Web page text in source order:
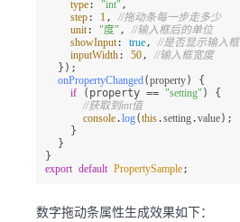
type: "int" ,
step: 1, //拖动条每一步走多少
unit: "度" , //输入框后的单位
showInput: true, //是否显示输入框
inputWidth: 50, //输入框宽度
  });
onPropertyChanged(property) {
if (property == "setting" ) {
//获取到int值
console.log(this.setting.value);
    }
  }
export default PropertySample;
数字拖动条属性生成效果如下：